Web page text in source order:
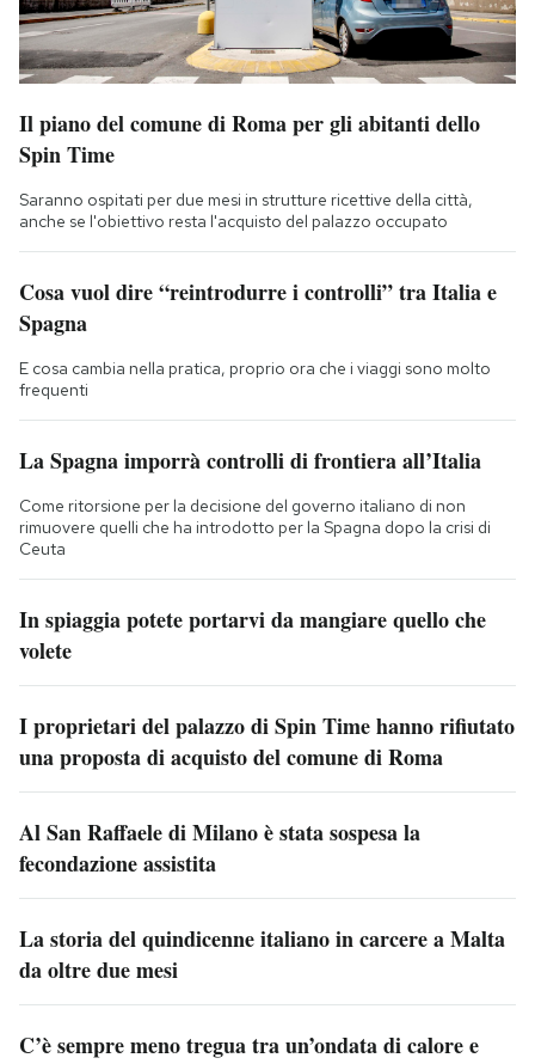
Il piano del comune di Roma per gli abitanti dello
Spin Time
Saranno ospitati per due mesi in strutture ricettive della città,
anche se l'obiettivo resta l'acquisto del palazzo occupato
Cosa vuol dire “reintrodurre i controlli” tra Italia e
Spagna
E cosa cambia nella pratica, proprio ora che i viaggi sono molto
frequenti
La Spagna imporrà controlli di frontiera all’Italia
Come ritorsione per la decisione del governo italiano di non
rimuovere quelli che ha introdotto per la Spagna dopo la crisi di
Ceuta
In spiaggia potete portarvi da mangiare quello che
volete
I proprietari del palazzo di Spin Time hanno rifiutato
una proposta di acquisto del comune di Roma
Al San Raffaele di Milano è stata sospesa la
fecondazione assistita
La storia del quindicenne italiano in carcere a Malta
da oltre due mesi
C’è sempre meno tregua tra un’ondata di calore e